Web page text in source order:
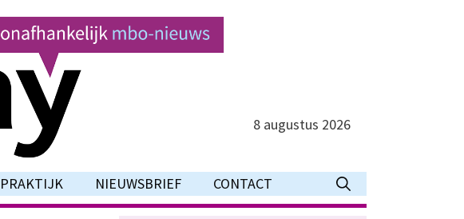
8 augustus 2026
NIEUWSBRIEF CONTACT